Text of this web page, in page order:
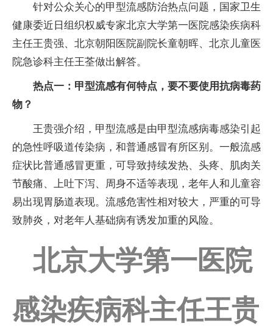
针对公众关心的甲型流感防治热点问题，国家卫生
健康委近日组织权威专家北京大学第一医院感染疾病科
主任王贵强、北京朝阳医院副院长童朝晖、北京儿童医
院急诊科主任王荃做出解答。
热点一：甲型流感有何特点，要不要使用抗病毒药
物？
王贵强介绍，甲型流感是由甲型流感病毒感染引起
的急性呼吸道传染病，和普通感冒有所区别。一般流感
症状比普通感冒更重，可导致持续发热、头疼、肌肉关
节酸痛、上吐下泻、周身不适等表现，老年人和儿童容
易出现胃肠道表现。流感危害性相对较大，严重的可导
致肺炎，对老年人基础病有诱发加重的风险。
北京大学第一医院
感染疾病科主任王贵